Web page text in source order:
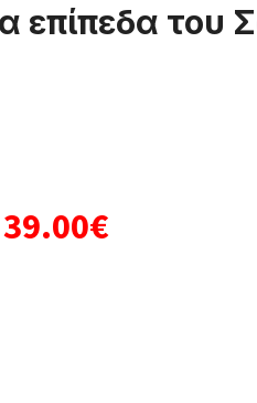
επίπεδα του
39.00€